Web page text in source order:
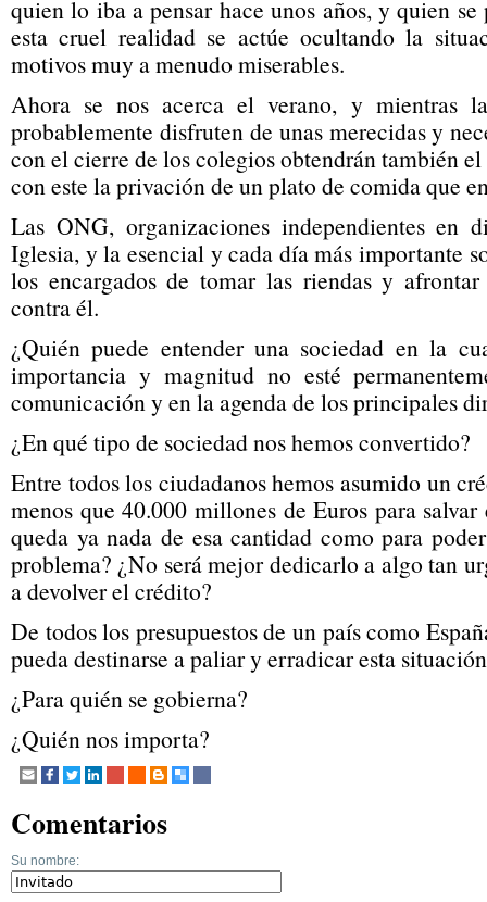
quien lo iba a pensar hace unos años, y quien
esta cruel realidad se actúe ocultando la
motivos muy a menudo miserables.
Ahora se nos acerca el verano, y mientras
probablemente disfruten de unas merecidas y
con el cierre de los colegios obtendrán también
con este la privación de un plato de comida que
Las ONG, organizaciones independientes en
Iglesia, y la esencial y cada día más importante
los encargados de tomar las riendas y
contra él.
¿Quién puede entender una sociedad en la
importancia y magnitud no esté
comunicación y en la agenda de los principales
¿En qué tipo de sociedad nos hemos convertido?
Entre todos los ciudadanos hemos asumido un
menos que 40.000 millones de Euros para
queda ya nada de esa cantidad como para
problema? ¿No será mejor dedicarlo a algo tan
a devolver el crédito?
De todos los presupuestos de un país como
pueda destinarse a paliar y erradicar esta
¿Para quién se gobierna?
¿Quién nos importa?
Comentarios
Su nombre: